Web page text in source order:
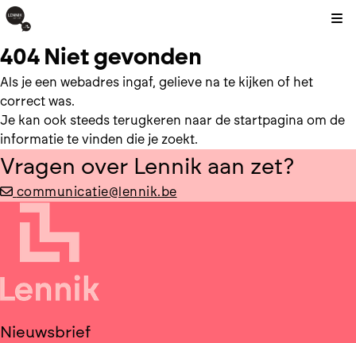
404 Niet gevonden
Als je een webadres ingaf, gelieve na te kijken of het
correct was.
Je kan ook steeds terugkeren naar de startpagina om de
informatie te vinden die je zoekt.
Vragen over Lennik aan zet?
communicatie@lennik.be
Nieuwsbrief